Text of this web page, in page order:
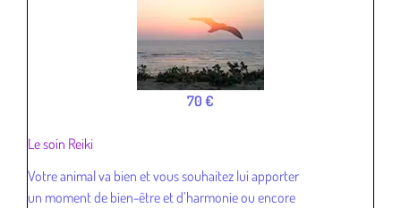
70 €
Le soin Reiki
Votre animal va bien et vous souhaitez lui apporter
un moment de bien-être et d’harmonie ou encore